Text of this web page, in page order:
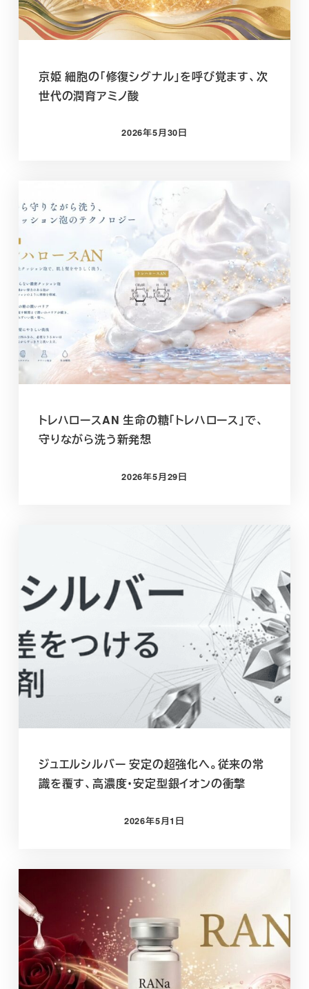
京姫 細胞の「修復シグナル」を呼び覚ます、次
世代の潤育アミノ酸
投稿日
2026年5月30日
トレハロースAN 生命の糖「トレハロース」で、
守りながら洗う新発想
投稿日
2026年5月29日
ジュエルシルバー 安定の超強化へ。従来の常
識を覆す、高濃度・安定型銀イオンの衝撃
投稿日
2026年5月1日